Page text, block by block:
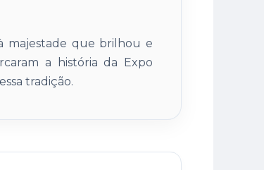
majestade que brilhou e
a história da Expo
tradição.